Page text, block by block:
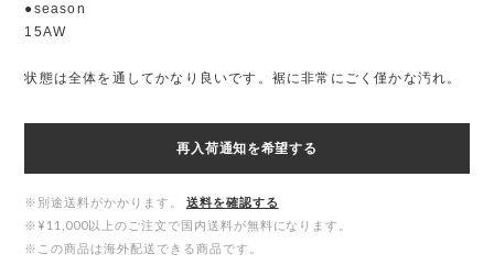
●season
15AW
状態は全体を通してかなり良いです。裾に非常にごく僅かな汚れ。
再入荷通知を希望する
※別途送料がかかります。
送料を確認する
※¥11,000以上のご注文で国内送料が無料になります。
※この商品は海外配送できる商品です。